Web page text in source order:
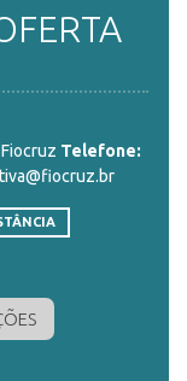
Telefone: